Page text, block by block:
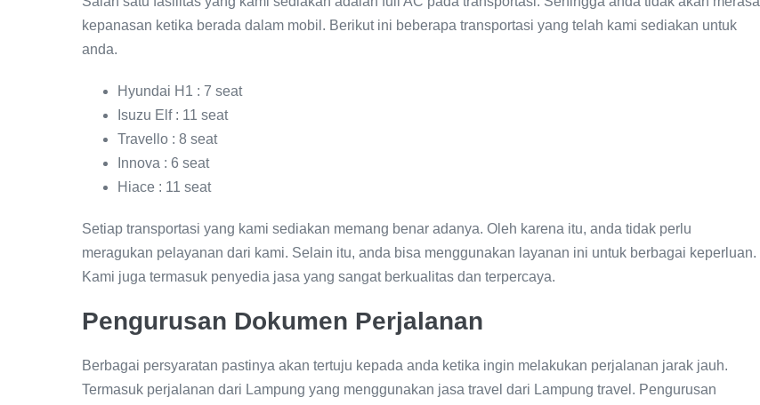
kepanasan ketika berada dalam mobil. Berikut ini beberapa transportasi yang telah kami sediakan untuk
anda.
Hyundai H1 : 7 seat
Isuzu Elf : 11 seat
Travello : 8 seat
Innova : 6 seat
Hiace : 11 seat
Setiap transportasi yang kami sediakan memang benar adanya. Oleh karena itu, anda tidak perlu
meragukan pelayanan dari kami. Selain itu, anda bisa menggunakan layanan ini untuk berbagai keperluan.
Kami juga termasuk penyedia jasa yang sangat berkualitas dan terpercaya.
Pengurusan Dokumen Perjalanan
Berbagai persyaratan pastinya akan tertuju kepada anda ketika ingin melakukan perjalanan jarak jauh.
Termasuk perjalanan dari Lampung yang menggunakan jasa travel dari Lampung travel. Pengurusan